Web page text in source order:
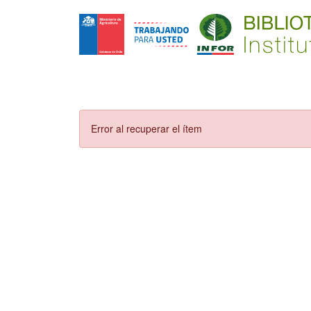
Error al recuperar el ítem